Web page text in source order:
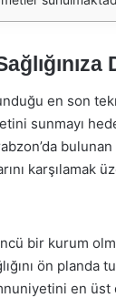
en son
sunmayı
karşılamak
bir kurum
ön
en